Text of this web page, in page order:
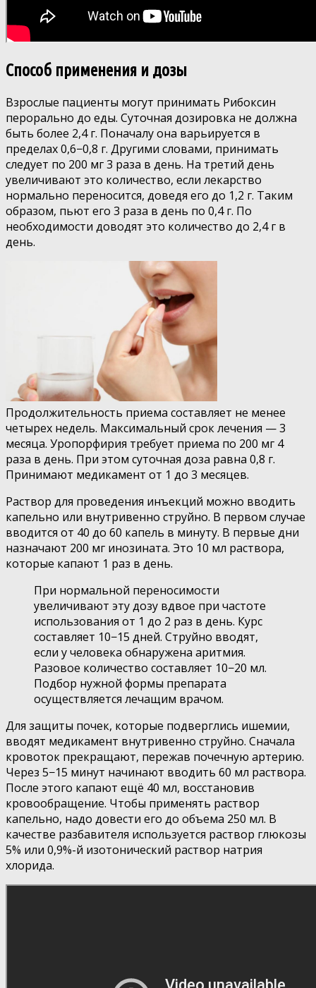
Способ применения и дозы
Взрослые пациенты могут принимать Рибоксин
перорально до еды. Суточная дозировка не должна
быть более 2,4 г. Поначалу она варьируется в
пределах 0,6−0,8 г. Другими словами, принимать
следует по 200 мг 3 раза в день. На третий день
увеличивают это количество, если лекарство
нормально переносится, доведя его до 1,2 г. Таким
образом, пьют его 3 раза в день по 0,4 г. По
необходимости доводят это количество до 2,4 г в
день.
Продолжительность приема составляет не менее
четырех недель. Максимальный срок лечения — 3
месяца. Уропорфирия требует приема по 200 мг 4
раза в день. При этом суточная доза равна 0,8 г.
Принимают медикамент от 1 до 3 месяцев.
Раствор для проведения инъекций можно вводить
капельно или внутривенно струйно. В первом случае
вводится от 40 до 60 капель в минуту. В первые дни
назначают 200 мг инозината. Это 10 мл раствора,
которые капают 1 раз в день.
При нормальной переносимости
увеличивают эту дозу вдвое при частоте
использования от 1 до 2 раз в день. Курс
составляет 10−15 дней. Струйно вводят,
если у человека обнаружена аритмия.
Разовое количество составляет 10−20 мл.
Подбор нужной формы препарата
осуществляется лечащим врачом.
Для защиты почек, которые подверглись ишемии,
вводят медикамент внутривенно струйно. Сначала
кровоток прекращают, пережав почечную артерию.
Через 5−15 минут начинают вводить 60 мл раствора.
После этого капают ещё 40 мл, восстановив
кровообращение. Чтобы применять раствор
капельно, надо довести его до объема 250 мл. В
качестве разбавителя используется раствор глюкозы
5% или 0,9%-й изотонический раствор натрия
хлорида.